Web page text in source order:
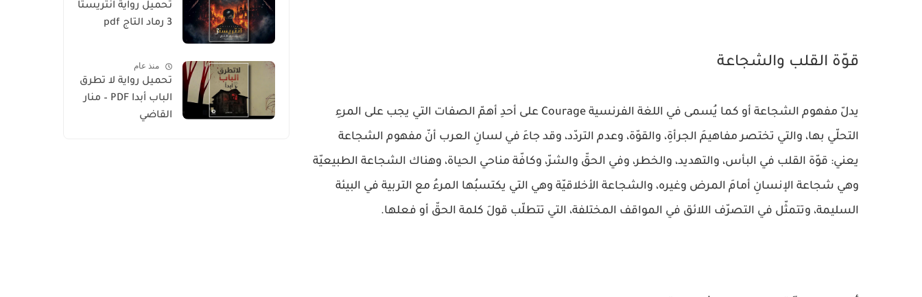
قوّة القلب والشجاعة
يدلّ مفهوم الشجاعة أو كما يُسمى في اللغة الفرنسية Courage على أحدِ أهمّ الصفات التي يجب على المرءِ
التحلّي بها، والتي تختصر مفاهيمَ الجرأةِ، والقوّة، وعدم التردّد، وقد جاءَ في لسانِ العرب أنّ مفهوم الشجاعة
يعني: قوّة القلب في البأس، والتهديد، والخطر، وفي الحقّ والشرّ، وكافّة مناحي الحياة، وهناك الشجاعة الطبيعيّة
وهي شجاعة الإنسانِ أمامَ المرض وغيره، والشجاعة الأخلاقيّة وهي التي يكتسبُها المرءُ مع التربية في البيئة
السليمة، وتتمثّل في التصرّف اللائق في المواقف المختلفة، التي تتطلّب قولَ كلمة الحقّ أو فعلها.
تحميل رواية انتريستا
3 رماد التاج pdf
منذ عام
تحميل رواية لا تطرق
الباب أبدا PDF – منار
القاضي